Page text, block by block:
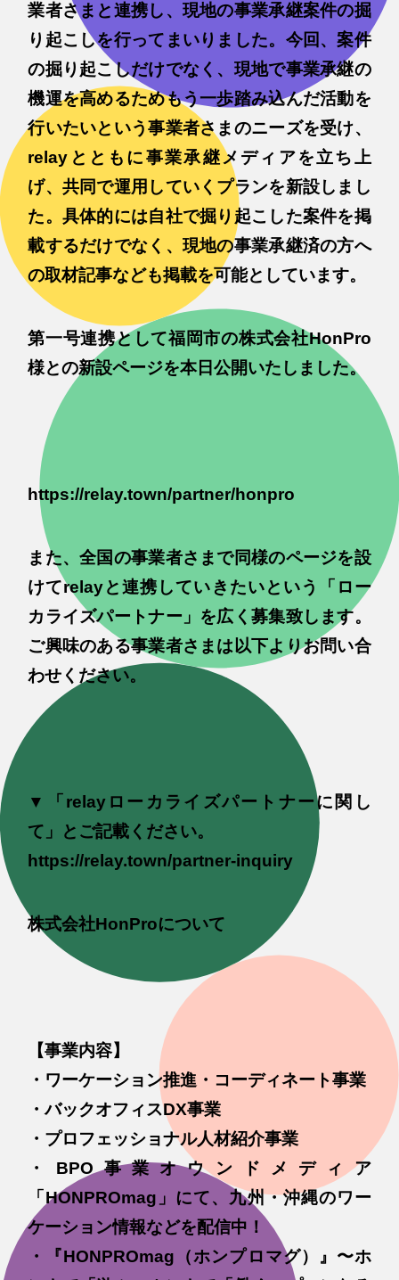
業者さまと連携し、現地の事業承継案件の掘
り起こしを行ってまいりました。今回、案件
の掘り起こしだけでなく、現地で事業承継の
機運を高めるためもう一歩踏み込んだ活動を
行いたいという事業者さまのニーズを受け、
relayとともに事業承継メディアを立ち上
げ、共同で運用していくプランを新設しまし
た。具体的には自社で掘り起こした案件を掲
載するだけでなく、現地の事業承継済の方へ
の取材記事なども掲載を可能としています。
第一号連携として福岡市の株式会社HonPro
様との新設ページを本日公開いたしました。
https://relay.town/partner/honpro
また、全国の事業者さまで同様のページを設
けてrelayと連携していきたいという「ロー
カライズパートナー」を広く募集致します。
ご興味のある事業者さまは以下よりお問い合
わせください。
▼「relayローカライズパートナーに関し
て」とご記載ください。
https://relay.town/partner-inquiry
株式会社HonProについて
【事業内容】
・ワーケーション推進・コーディネート事業
・バックオフィスDX事業
・プロフェッショナル人材紹介事業
・BPO事業オウンドメディア
「HONPROmag」にて、九州・沖縄のワー
ケーション情報などを配信中！
・『HONPROmag（ホンプロマグ）』〜ホ